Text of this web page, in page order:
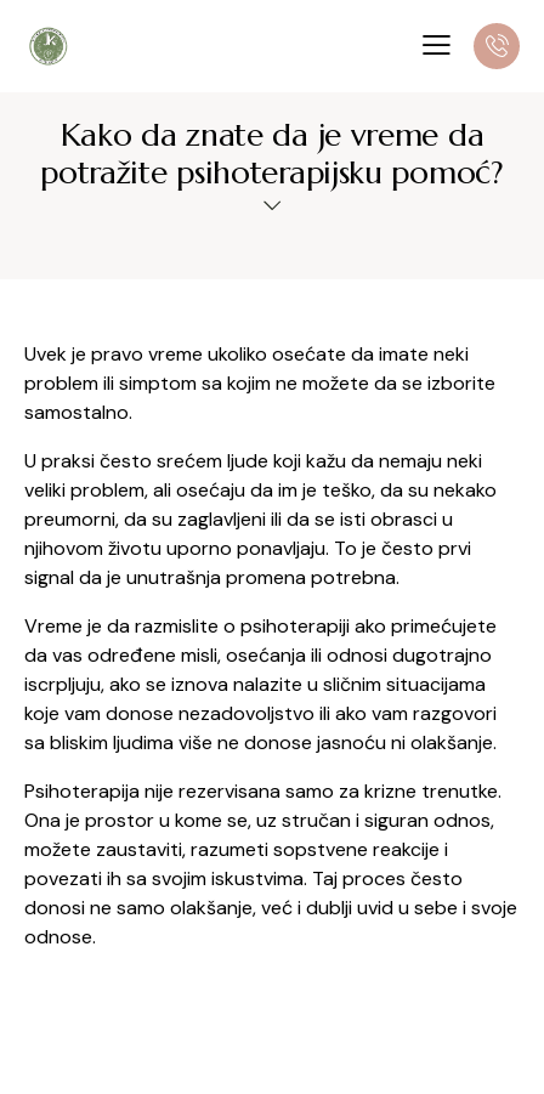
Kako da znate da je vreme da
potražite psihoterapijsku pomoć?
Uvek je pravo vreme ukoliko osećate da imate neki
problem ili simptom sa kojim ne možete da se izborite
samostalno.
U praksi često srećem ljude koji kažu da nemaju neki
veliki problem, ali osećaju da im je teško, da su nekako
preumorni, da su zaglavljeni ili da se isti obrasci u
njihovom životu uporno ponavljaju. To je često prvi
signal da je unutrašnja promena potrebna.
Vreme je da razmislite o psihoterapiji ako primećujete
da vas određene misli, osećanja ili odnosi dugotrajno
iscrpljuju, ako se iznova nalazite u sličnim situacijama
koje vam donose nezadovoljstvo ili ako vam razgovori
sa bliskim ljudima više ne donose jasnoću ni olakšanje.
Psihoterapija nije rezervisana samo za krizne trenutke.
Ona je prostor u kome se, uz stručan i siguran odnos,
možete zaustaviti, razumeti sopstvene reakcije i
povezati ih sa svojim iskustvima. Taj proces često
donosi ne samo olakšanje, već i dublji uvid u sebe i svoje
odnose.